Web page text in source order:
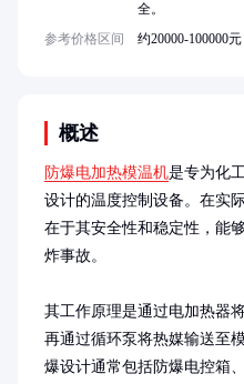
概述
防爆电加热模温机是专为化
设计的温度控制设备。在实
在于其安全性和稳定性，能
炸事故。
其工作原理是通过电加热器
再通过循环泵将热媒输送至
爆设计通常包括防爆电控箱
全。
参考价格区间
约20000-100000